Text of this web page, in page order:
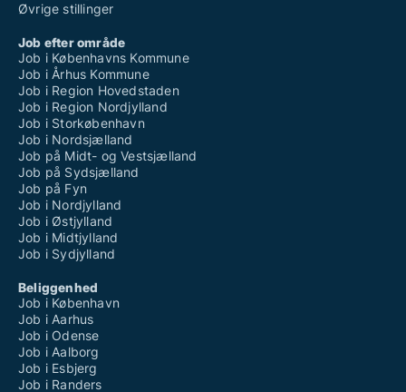
Øvrige stillinger
Job efter område
Job i Københavns Kommune
Job i Århus Kommune
Job i Region Hovedstaden
Job i Region Nordjylland
Job i Storkøbenhavn
Job i Nordsjælland
Job på Midt- og Vestsjælland
Job på Sydsjælland
Job på Fyn
Job i Nordjylland
Job i Østjylland
Job i Midtjylland
Job i Sydjylland
Beliggenhed
Job i København
Job i Aarhus
Job i Odense
Job i Aalborg
Job i Esbjerg
Job i Randers